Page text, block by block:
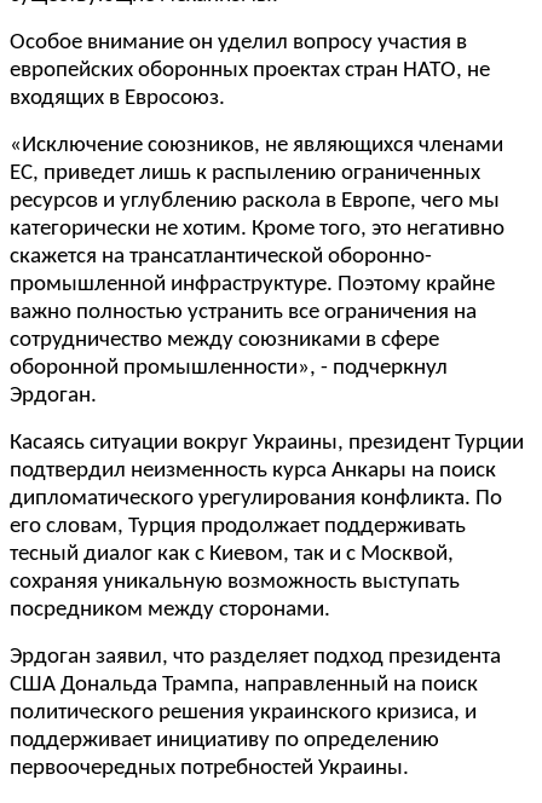
Особое внимание он уделил вопросу участия в
европейских оборонных проектах стран НАТО, не
входящих в Евросоюз.
«Исключение союзников, не являющихся членами
ЕС, приведет лишь к распылению ограниченных
ресурсов и углублению раскола в Европе, чего мы
категорически не хотим. Кроме того, это негативно
скажется на трансатлантической оборонно-
промышленной инфраструктуре. Поэтому крайне
важно полностью устранить все ограничения на
сотрудничество между союзниками в сфере
оборонной промышленности», - подчеркнул
Эрдоган.
Касаясь ситуации вокруг Украины, президент Турции
подтвердил неизменность курса Анкары на поиск
дипломатического урегулирования конфликта. По
его словам, Турция продолжает поддерживать
тесный диалог как с Киевом, так и с Москвой,
сохраняя уникальную возможность выступать
посредником между сторонами.
Эрдоган заявил, что разделяет подход президента
США Дональда Трампа, направленный на поиск
политического решения украинского кризиса, и
поддерживает инициативу по определению
первоочередных потребностей Украины.